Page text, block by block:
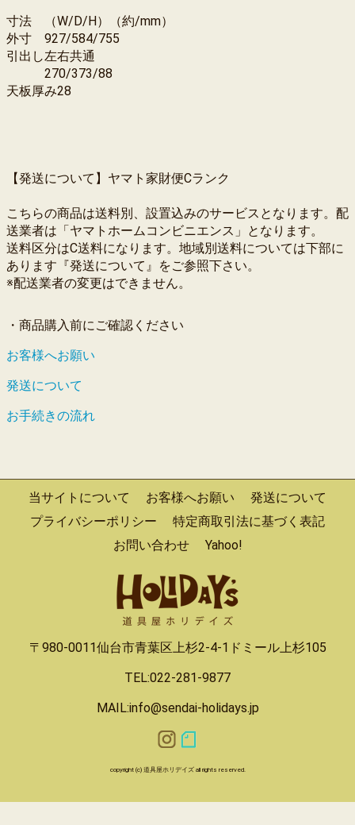
寸法 （W/D/H）（約/mm）
外寸 927/584/755
引出し左右共通
270/373/88
天板厚み28
【発送について】ヤマト家財便Cランク
こちらの商品は送料別、設置込みのサービスとなります。配
送業者は「ヤマトホームコンビニエンス」となります。
送料区分はC送料になります。地域別送料については下部に
あります『発送について』をご参照下さい。
※配送業者の変更はできません。
・商品購入前にご確認ください
お客様へお願い
発送について
お手続きの流れ
当サイトについて お客様へお願い
発送について
プライバシーポリシー
特定商取引法に基づく表記
お問い合わせ
Yahoo!
〒980-0011仙台市青葉区上杉2-4-1ドミール上杉105
TEL:022-281-9877
MAIL:info@sendai-holidays.jp
copyright (c) 道具屋ホリデイズ all rights reserved.